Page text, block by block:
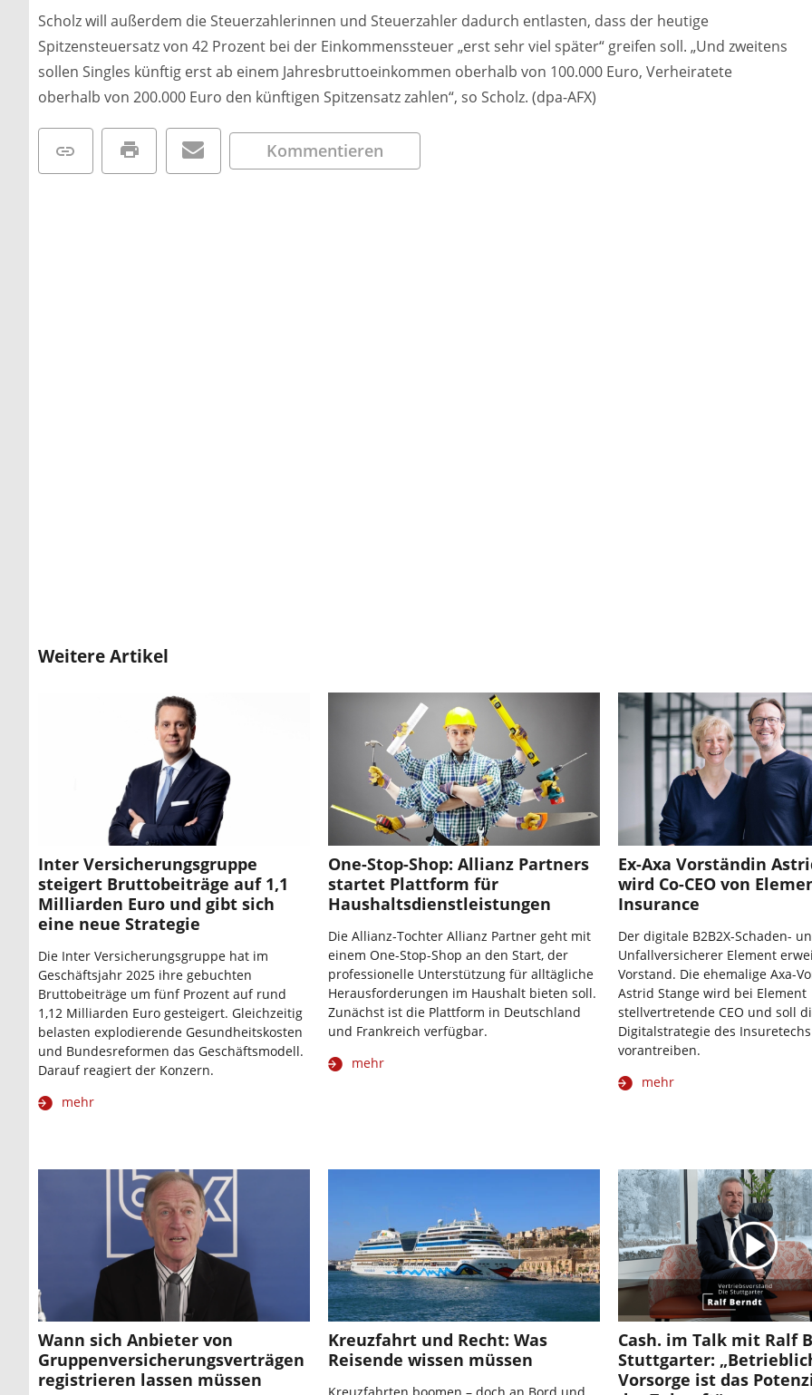
Scholz will außerdem die Steuerzahlerinnen und Steuerzahler dadurch entlasten, dass der heutige
Spitzensteuersatz von 42 Prozent bei der Einkommenssteuer „erst sehr viel später“ greifen soll. „Und zweitens
sollen Singles künftig erst ab einem Jahresbruttoeinkommen oberhalb von 100.000 Euro, Verheiratete
oberhalb von 200.000 Euro den künftigen Spitzensatz zahlen“, so Scholz. (dpa-AFX)
Kommentieren
Weitere Artikel
Inter Versicherungsgruppe
steigert Bruttobeiträge auf 1,1
Milliarden Euro und gibt sich
eine neue Strategie
Die Inter Versicherungsgruppe hat im
Geschäftsjahr 2025 ihre gebuchten
Bruttobeiträge um fünf Prozent auf rund
1,12 Milliarden Euro gesteigert. Gleichzeitig
belasten explodierende Gesundheitskosten
und Bundesreformen das Geschäftsmodell.
Darauf reagiert der Konzern.
mehr
One-Stop-Shop: Allianz Partners
startet Plattform für
Haushaltsdienstleistungen
Die Allianz-Tochter Allianz Partner geht mit
einem One-Stop-Shop an den Start, der
professionelle Unterstützung für alltägliche
Herausforderungen im Haushalt bieten soll.
Zunächst ist die Plattform in Deutschland
und Frankreich verfügbar.
mehr
Ex-Axa Vorständin
wird Co-CEO von
Insurance
Der digitale B2B2X-Schaden-
Unfallversicherer Element
Vorstand. Die ehemalige Axa-
Astrid Stange wird bei Element
stellvertretende CEO und soll
Digitalstrategie des Insuretechs
vorantreiben.
mehr
Wann sich Anbieter von
Gruppenversicherungsverträgen
registrieren lassen müssen
Kreuzfahrt und Recht: Was
Reisende wissen müssen
Cash. im Talk mit Ralf
Stuttgarter:
Vorsorge ist das